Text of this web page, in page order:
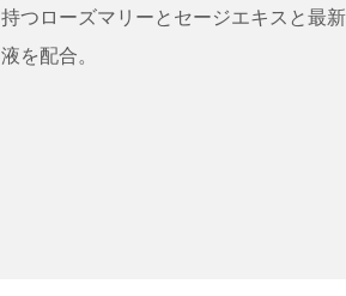
持つローズマリーとセージエキスと最
液を配合。